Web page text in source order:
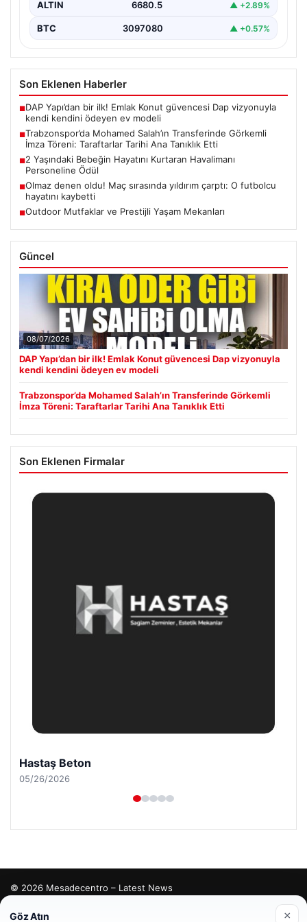
ALTIN 6680.5 ▲ +2.89%
BTC 3097080 ▲ +0.57%
Son Eklenen Haberler
■DAP Yapı’dan bir ilk! Emlak Konut güvencesi Dap vizyonuyla
kendi kendini ödeyen ev modeli
■Trabzonspor’da Mohamed Salah’ın Transferinde Görkemli
İmza Töreni: Taraftarlar Tarihi Ana Tanıklık Etti
■2 Yaşındaki Bebeğin Hayatını Kurtaran Havalimanı
Personeline Ödül
■Olmaz denen oldu! Maç sırasında yıldırım çarptı: O futbolcu
hayatını kaybetti
■Outdoor Mutfaklar ve Prestijli Yaşam Mekanları
Güncel
08/07/2026
DAP Yapı’dan bir ilk! Emlak Konut güvencesi Dap vizyonuyla
kendi kendini ödeyen ev modeli
Trabzonspor’da Mohamed Salah’ın Transferinde Görkemli
İmza Töreni: Taraftarlar Tarihi Ana Tanıklık Etti
Son Eklenen Firmalar
Hastaş Beton
05/26/2026
© 2026 Mesadecentro – Latest News
Göz Atın ×